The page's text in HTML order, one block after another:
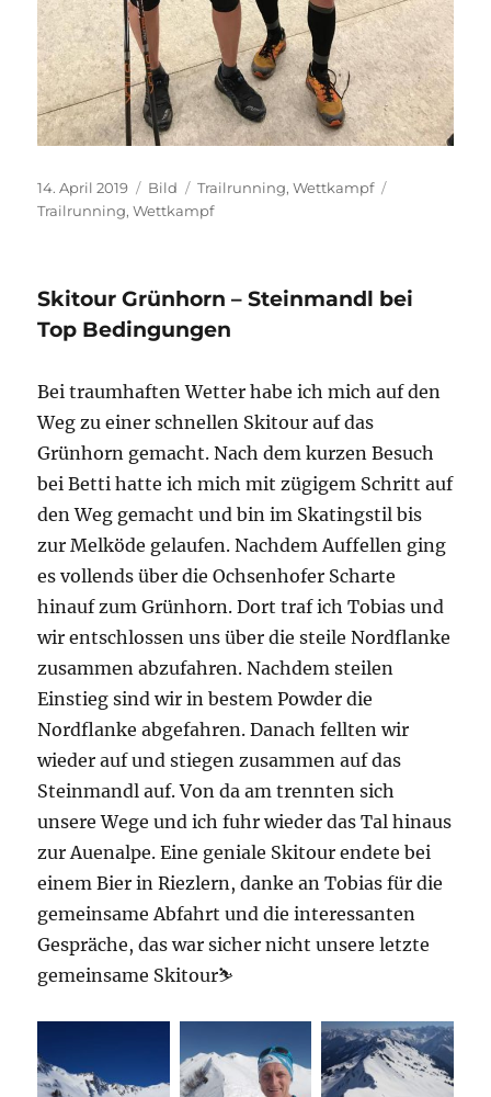
Veröffentlicht
am
14. April 2019 Format
Bild Kategorien
Trailrunning,Wettkampf
Trailrunning,Wettkampf
Skitour Grünhorn – Steinmandl bei
Top Bedingungen
Bei traumhaften Wetter habe ich mich auf den
Weg zu einer schnellen Skitour auf das
Grünhorn gemacht. Nach dem kurzen Besuch
bei Betti hatte ich mich mit zügigem Schritt auf
den Weg gemacht und bin im Skatingstil bis
zur Melköde gelaufen. Nachdem Auffellen ging
es vollends über die Ochsenhofer Scharte
hinauf zum Grünhorn. Dort traf ich Tobias und
wir entschlossen uns über die steile Nordflanke
zusammen abzufahren. Nachdem steilen
Einstieg sind wir in bestem Powder die
Nordflanke abgefahren. Danach fellten wir
wieder auf und stiegen zusammen auf das
Steinmandl auf. Von da am trennten sich
unsere Wege und ich fuhr wieder das Tal hinaus
zur Auenalpe. Eine geniale Skitour endete bei
einem Bier in Riezlern, danke an Tobias für die
gemeinsame Abfahrt und die interessanten
Gespräche, das war sicher nicht unsere letzte
gemeinsame Skitour⛷️